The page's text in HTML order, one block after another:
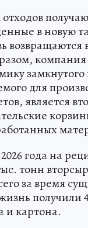
отходов
в новую
возвращаются
для
является
года на
тонн
за время
получили
и картона.